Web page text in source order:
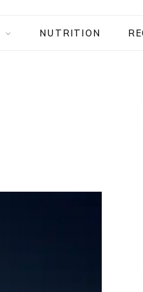
NUTRITION